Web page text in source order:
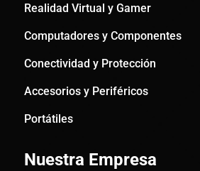
Realidad Virtual y Gamer
Computadores y Componentes
Conectividad y Protección
Accesorios y Periféricos
Portátiles
Nuestra Empresa